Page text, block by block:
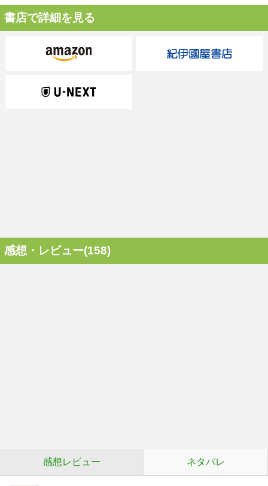
書店で詳細を見る
感想・レビュー(158)
感想レビュー ネタバレ